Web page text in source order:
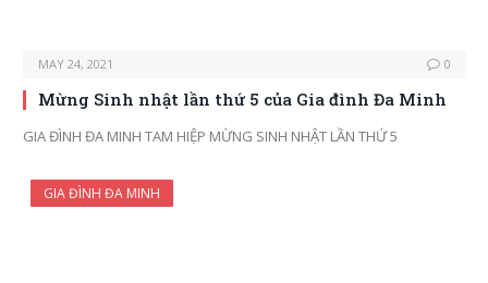
MAY 24, 2021 0
Mừng Sinh nhật lần thứ 5 của Gia đình Đa Minh
GIA ĐÌNH ĐA MINH TAM HIỆP MỪNG SINH NHẬT LẦN THỨ 5
GIA ĐÌNH ĐA MINH